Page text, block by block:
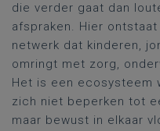
die verder gaat dan
afspraken. Hier
netwerk dat kinderen,
omringt met zorg,
Het is een ecosysteem
zich niet beperken tot
maar bewust in elkaar